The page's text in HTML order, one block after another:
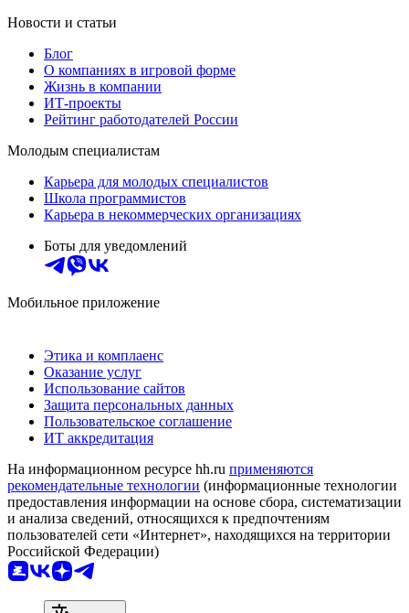
Новости и статьи
Блог
О компаниях в игровой форме
Жизнь в компании
ИТ-проекты
Рейтинг работодателей России
Молодым специалистам
Карьера для молодых специалистов
Школа программистов
Карьера в некоммерческих организациях
Боты для уведомлений
Мобильное приложение
Этика и комплаенс
Оказание услуг
Использование сайтов
Защита персональных данных
Пользовательское соглашение
ИТ аккредитация
На информационном ресурсе hh.ru применяются
рекомендательные технологии (информационные технологии
предоставления информации на основе сбора, систематизации
и анализа сведений, относящихся к предпочтениям
пользователей сети «Интернет», находящихся на территории
Российской Федерации)